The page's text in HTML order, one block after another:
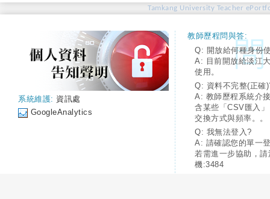
Tamkang University Teacher
系統維護: 資訊處
GoogleAnalytics
教師歷程問與答:
Q: 開放給何種身份
A: 目前開放給淡江
使用。
Q: 資料不完整(正確
A: 教師歷程系統介
含某些「CSV匯入
交換方式與頻率。。
Q: 我無法登入?
A: 請確認您的單一
若需進一步協助，
機:3484